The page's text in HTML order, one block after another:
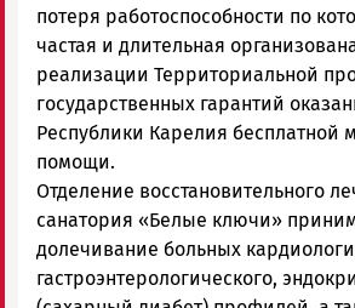
потеря работоспособности по
частая и длительная
реализации Территориальной
государственных гарантий
Республики Карелия бесплатной
помощи.
Отделение восстановительного
санатория «Белые ключи»
долечивание больных
гастроэнтерологического,